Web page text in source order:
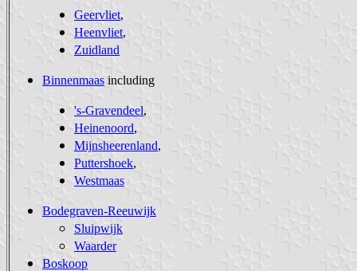
Geervliet,
Heenvliet,
Zuidland
Binnenmaas including
's-Gravendeel,
Heinenoord,
Mijnsheerenland,
Puttershoek,
Westmaas
Bodegraven-Reeuwijk
Sluipwijk
Waarder
Boskoop